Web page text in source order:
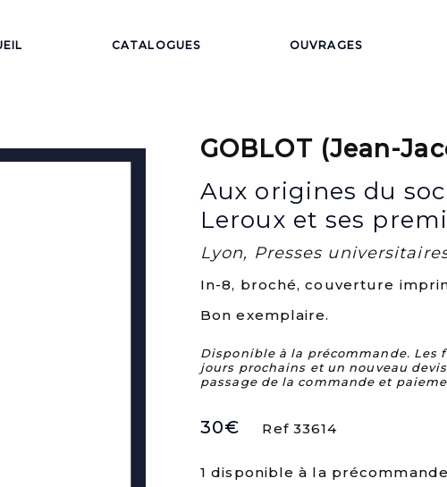
CATALOGUES OUVRAGES
GOBLOT (Jean-
Aux origines du
Leroux et ses
Lyon, Presses
In-8, broché, couverture
Bon exemplaire.
Disponible à la précommande. Les
jours prochains et un nouveau
passage de la commande et
30€ Ref 33614
1 disponible à la précommande